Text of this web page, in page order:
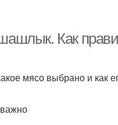
Как
мясо выбрано и как